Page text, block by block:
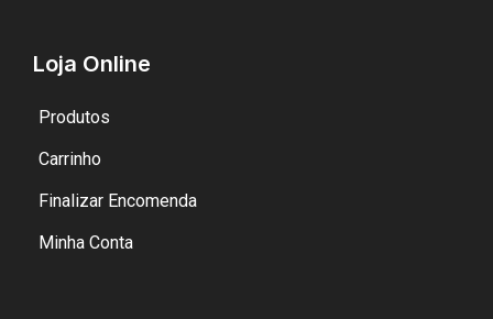
Loja Online
Produtos
Carrinho
Finalizar Encomenda
Minha Conta